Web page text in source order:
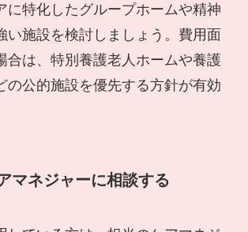
に特化したグループホームや精神
い施設を検討しましょう。費用面
合は、特別養護老人ホームや養護
の公的施設を優先する方針が有効
マネジャーに相談する